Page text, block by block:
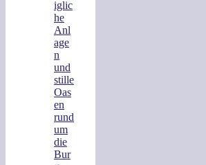
iglic
he
Anl
age
n
und
stille
Oas
en
rund
um
die
Bur